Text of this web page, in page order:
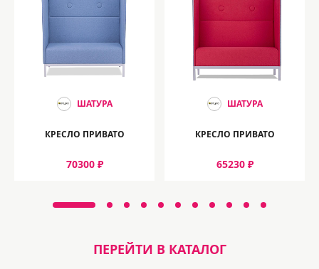
ШАТУРА
КРЕСЛО ПРИВАТО
70300 ₽
ШАТУРА
КРЕСЛО ПРИВАТО
65230 ₽
ПЕРЕЙТИ В КАТАЛОГ